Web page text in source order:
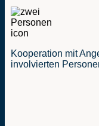
Kooperation mit
involvierten